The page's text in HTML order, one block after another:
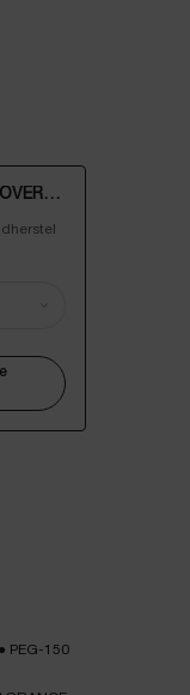
AGE RECOVERY
● PEG-150